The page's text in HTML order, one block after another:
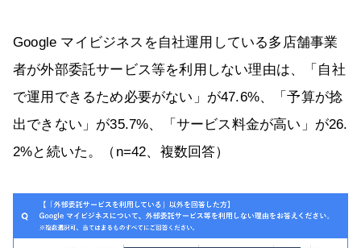
Google マイビジネスを自社運用している多店舗事業
者が外部委託サービス等を利用しない理由は、「自社
で運用できるため必要がない」が47.6%、「予算が捻
出できない」が35.7%、「サービス料金が高い」が26.
2%と続いた。（n=42、複数回答）